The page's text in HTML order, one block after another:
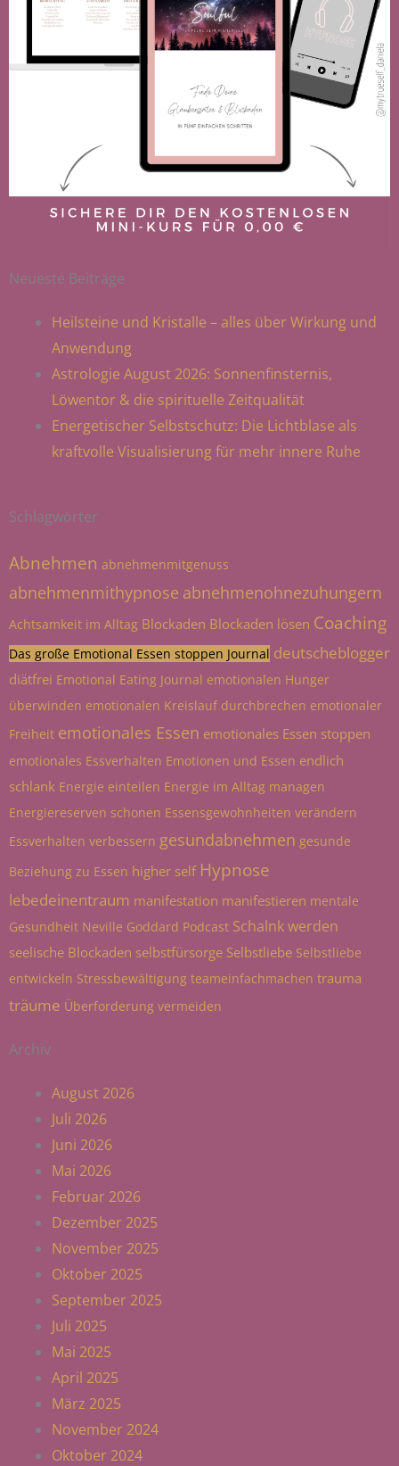
Neueste Beiträge
Heilsteine und Kristalle – alles über Wirkung und
Anwendung
Astrologie August 2026: Sonnenfinsternis,
Löwentor & die spirituelle Zeitqualität
Energetischer Selbstschutz: Die Lichtblase als
kraftvolle Visualisierung für mehr innere Ruhe
Schlagwörter
Abnehmen abnehmenmitgenuss
abnehmenmithypnose abnehmenohnezuhungern
Achtsamkeit im Alltag Blockaden Blockaden lösen Coaching
Das große Emotional Essen stoppen Journal deutscheblogger
diätfrei Emotional Eating Journal emotionalen Hunger
überwinden emotionalen Kreislauf durchbrechen emotionaler
Freiheit emotionales Essen emotionales Essen stoppen
emotionales Essverhalten Emotionen und Essen endlich
schlank Energie einteilen Energie im Alltag managen
Energiereserven schonen Essensgewohnheiten verändern
Essverhalten verbessern gesundabnehmen gesunde
Beziehung zu Essen higher self Hypnose
lebedeinentraum manifestation manifestieren mentale
Gesundheit Neville Goddard Podcast Schalnk werden
seelische Blockaden selbstfürsorge Selbstliebe Selbstliebe
entwickeln Stressbewältigung teameinfachmachen trauma
träume Überforderung vermeiden
Archiv
August 2026
Juli 2026
Juni 2026
Mai 2026
Februar 2026
Dezember 2025
November 2025
Oktober 2025
September 2025
Juli 2025
Mai 2025
April 2025
März 2025
November 2024
Oktober 2024